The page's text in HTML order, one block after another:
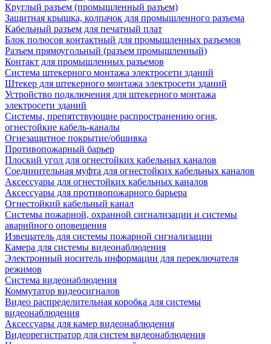
Круглый разъем (промышленный разъем)
Защитная крышка, колпачок для промышленного разъема
Кабельный разъем для печатный плат
Блок полюсов контактный для промышленных разъемов
Разъем прямоугольный (разъем промышленный)
Контакт для промышленных разъемов
Система штекерного монтажа электросети зданий
Штекер для штекерного монтажа электросети зданий
Устройство подключения для штекерного монтажа
электросети зданий
Системы, препятствующие распространению огня,
огнестойкие кабель-каналы
Огнезащитное покрытие/обшивка
Противопожарный барьер
Плоский угол для огнестойких кабельных каналов
Соединительная муфта для огнестойких кабельных каналов
Аксессуары для огнестойких кабельных каналов
Аксессуары для противопожарного барьера
Огнестойкий кабельный канал
Системы пожарной, охранной сигнализации и системы
аварийного оповещения
Извещатель для системы пожарной сигнализации
Камера для системы видеонаблюдения
Электронный носитель информации для переключателя
режимов
Система видеонаблюдения
Коммутатор видеосигналов
Видео распределительная коробка для системы
видеонаблюдения
Аксессуары для камер видеонаблюдения
Видеорегистратор для систем видеонаблюдения